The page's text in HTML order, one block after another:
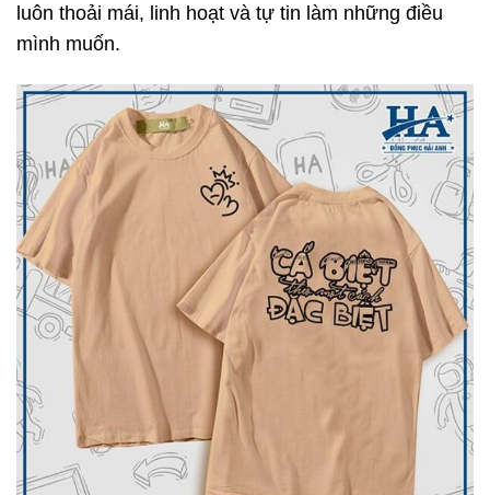
luôn thoải mái, linh hoạt và tự tin làm những điều
mình muốn.